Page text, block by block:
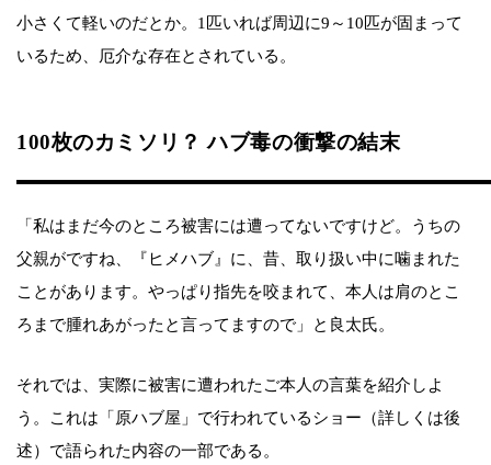
小さくて軽いのだとか。1匹いれば周辺に9～10匹が固まって
いるため、厄介な存在とされている。
100枚のカミソリ？ ハブ毒の衝撃の結末
「私はまだ今のところ被害には遭ってないですけど。うちの
父親がですね、『ヒメハブ』に、昔、取り扱い中に噛まれた
ことがあります。やっぱり指先を咬まれて、本人は肩のとこ
ろまで腫れあがったと言ってますので」と良太氏。
それでは、実際に被害に遭われたご本人の言葉を紹介しよ
う。これは「原ハブ屋」で行われているショー（詳しくは後
述）で語られた内容の一部である。